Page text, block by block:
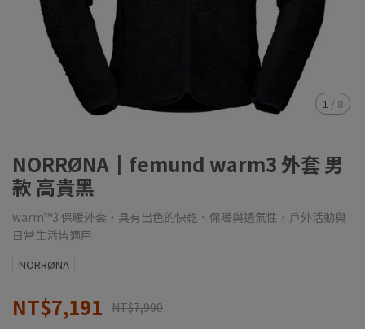
1 / 8
NORRØNA┃femund warm3 外套 男
款 高貴黑
warm™3 保暖外套，具有出色的快乾、保暖與透氣性，戶外活動與
日常生活皆適用
NORRØNA
NT$7,191 NT$7,990